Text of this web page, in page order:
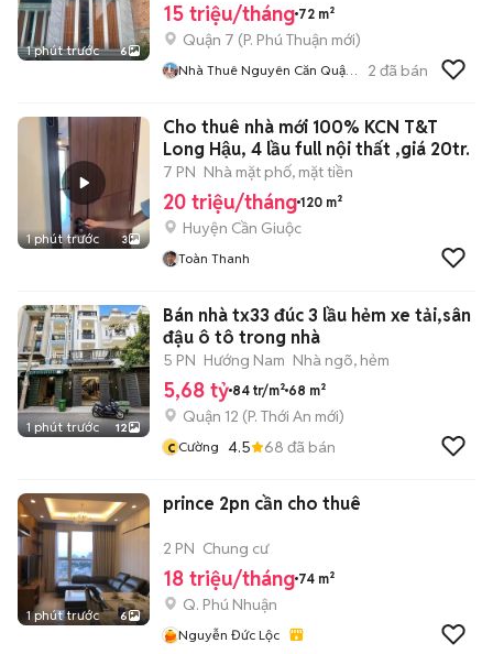
1 phút trước 6
15 triệu/tháng 72 m²
Quận 7 (P. Phú Thuận mới)
Nhà Thuê Nguyên Căn Quận
2 đã bán
1 phút trước 3
Cho thuê nhà mới 100% KCN T&T
Long Hậu, 4 lầu full nội thất ,giá 20tr.
7 PN Nhà mặt phố, mặt tiền
20 triệu/tháng 120 m²
Huyện Cần Giuộc
Toàn Thanh
1 phút trước 12
Bán nhà tx33 đúc 3 lầu hẻm xe tải,sân
đậu ô tô trong nhà
5 PN Hướng Nam Nhà ngõ, hẻm
5,68 tỷ 84 tr/m² 68 m²
Quận 12 (P. Thới An mới)
c Cường 4.5 68 đã bán
1 phút trước 6
prince 2pn cần cho thuê
2 PN Chung cư
18 triệu/tháng 74 m²
Q. Phú Nhuận
Nguyễn Đức Lộc